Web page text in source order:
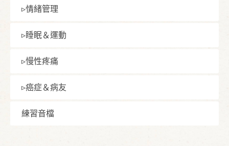
▹情緒管理
▹睡眠＆運動
▹慢性疼痛
▹癌症＆病友
練習⾳檔